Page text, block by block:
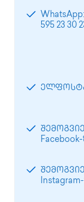
WhatsApp:
595 23 30
ელფოსტა: